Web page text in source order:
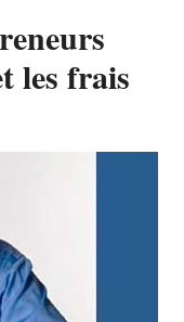
les frais